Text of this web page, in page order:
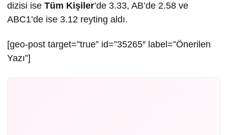
dizisi ise Tüm Kişiler’de 3.33, AB’de 2.58 ve
ABC1’de ise 3.12 reyting aldı.
[geo-post target=”true” id=”35265″ label=”Önerilen
Yazı”]